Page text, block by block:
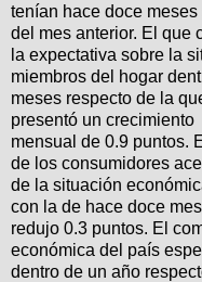
tenían hace doce
del mes anterior. El que
la expectativa sobre la
miembros del hogar
meses respecto de la
presentó un crecimiento
mensual de 0.9 puntos.
de los consumidores
de la situación
con la de hace doce
redujo 0.3 puntos. El
económica del país
dentro de un año